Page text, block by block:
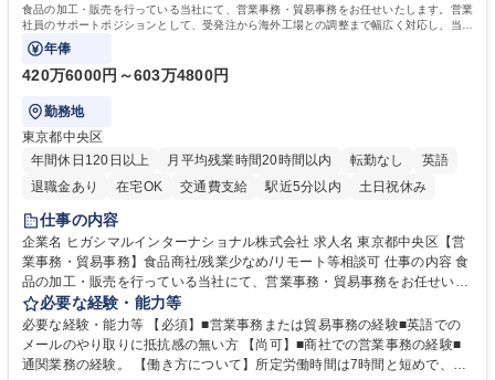
食品の加工・販売を行っている当社にて、営業事務・貿易事務をお任せいたします。営業
社員のサポートポジションとして、受発注から海外工場との調整まで幅広く対応し、当社
事業の根幹を支えていただきます。
年俸
420万6000円～603万4800円
勤務地
東京都中央区
年間休日120日以上
月平均残業時間20時間以内 転勤なし
英語
退職金あり
在宅OK 交通費支給 駅近5分以内 土日祝休み
仕事の内容
企業名 ヒガシマルインターナショナル株式会社 求人名 東京都中央区【営
業事務・貿易事務】食品商社/残業少なめ/リモート等相談可 仕事の内容 食
品の加工・販売を行っている当社にて、営業事務・貿易事務をお任せいた
します。営業社員のサポートポジションとして、受発注から海外工場との
調整まで幅広く対応し、当社事業の根幹を支えていただきます。 ■受発注
業務、請求書発行 ■海外工場とのスケジュール調整 ■在庫管理 ■輸入書類
の確認・作成 ■配送手配 ■通関業者を通して行う輸出入業全般 ■倉庫との
必要な経験・能力等
必要な経験・能力等 【必須】■営業事務または貿易事務の経験■英語での
メールのやり取りに抵抗感の無い方 【尚可】■商社での営業事務の経験■
通関業務の経験。 【働き方について】所定労働時間は7時間と短めで、残